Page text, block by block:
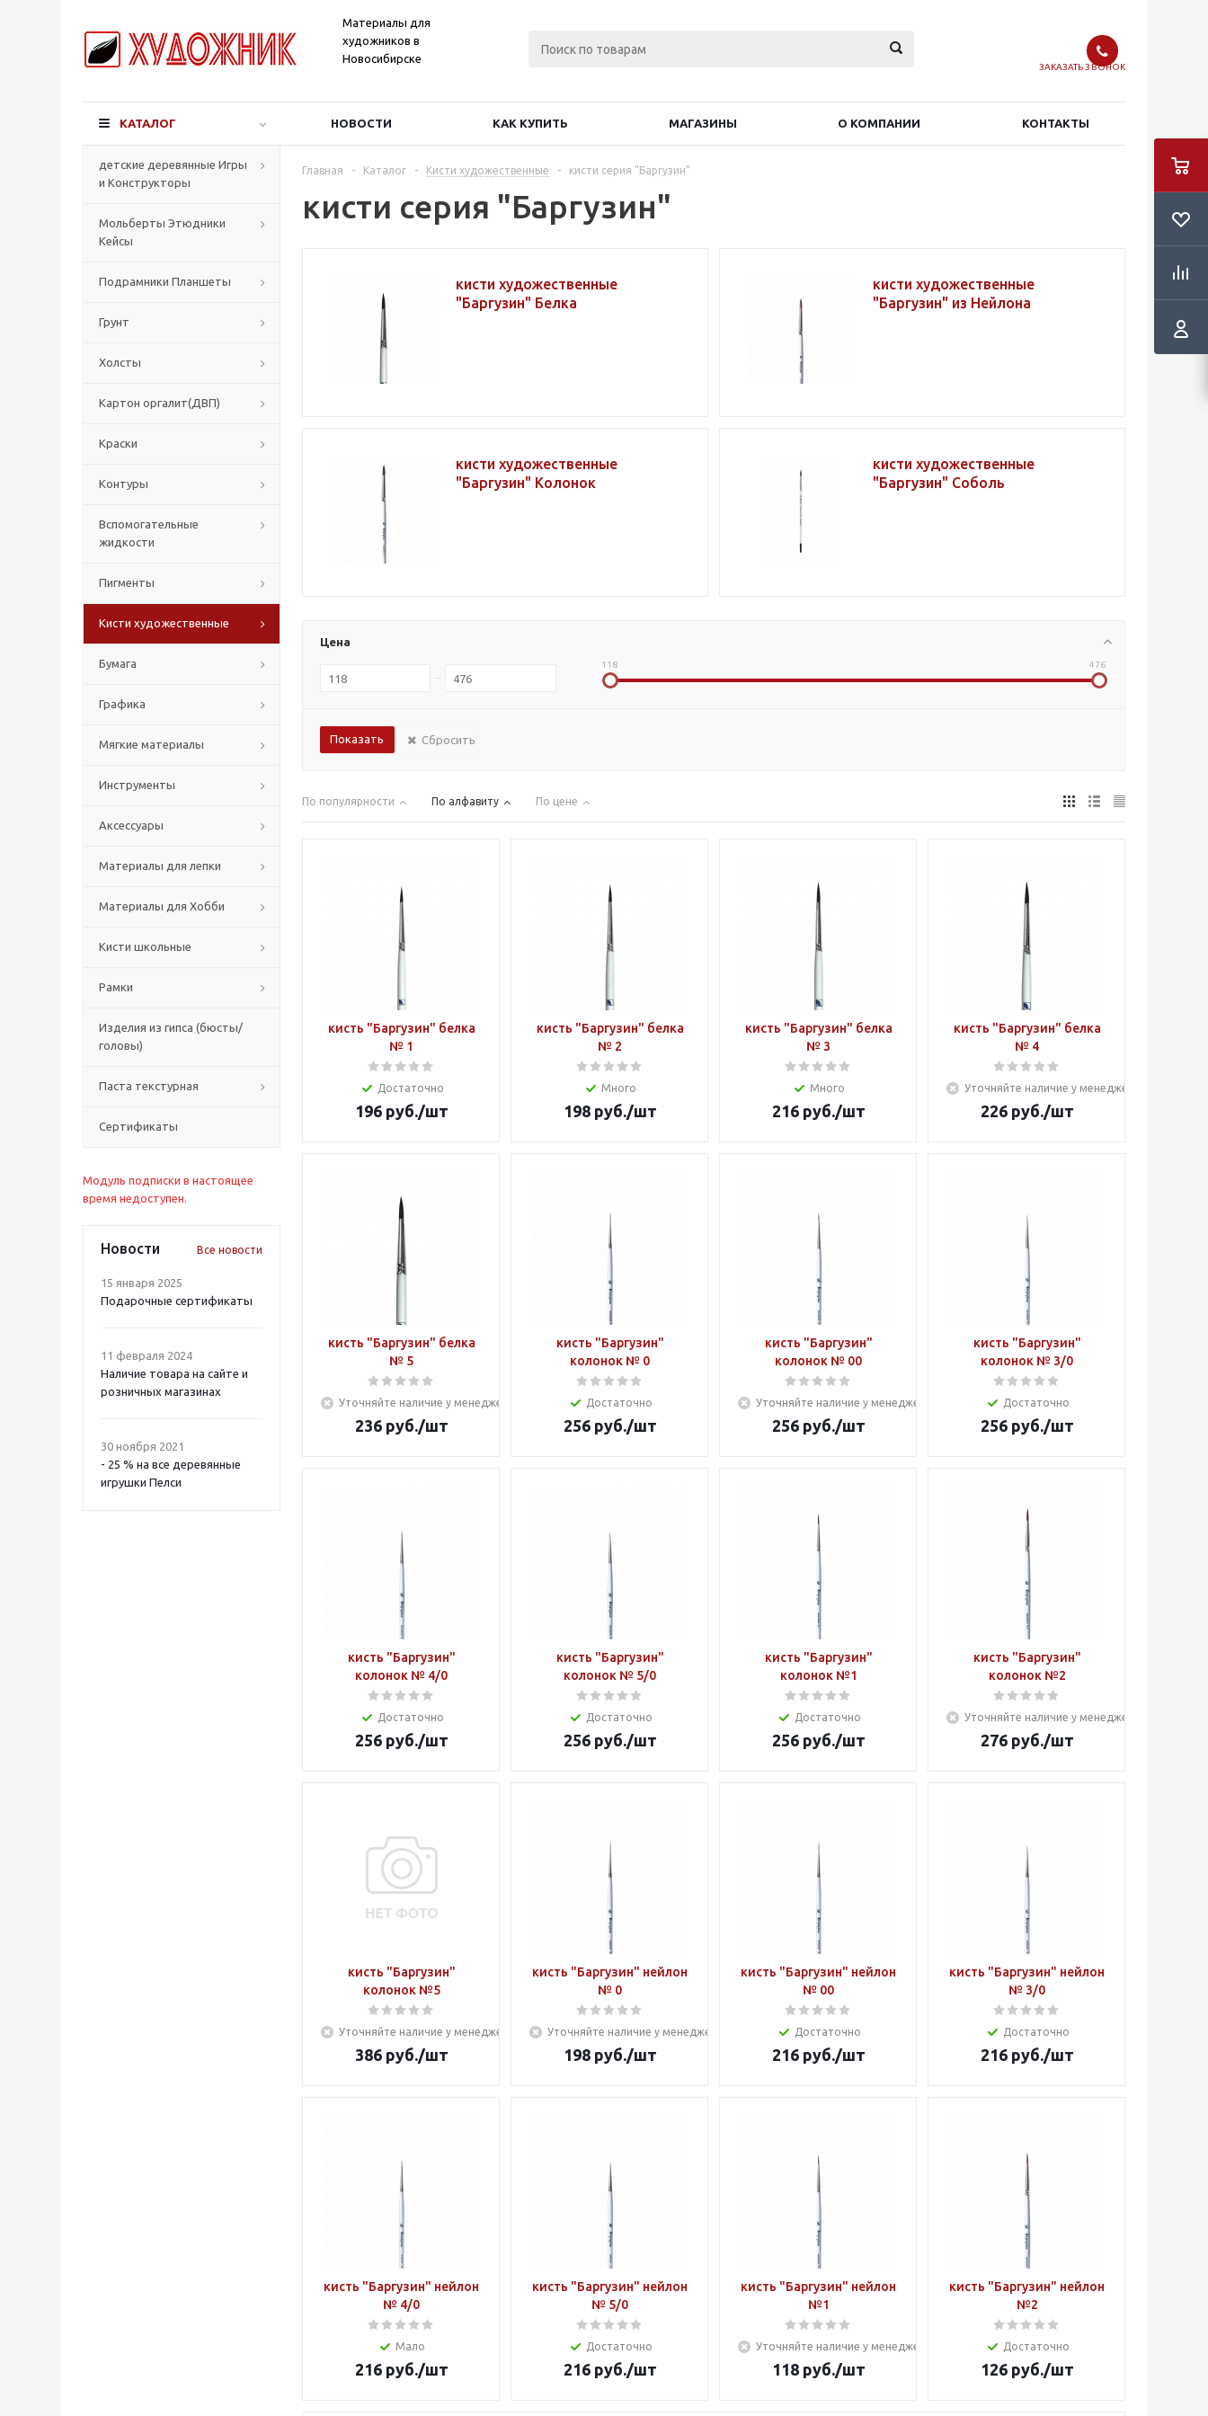
Материалы для
художников в
Новосибирске
ЗАКАЗАТЬ ЗВОНОК
КАТАЛОГ НОВОСТИ КАК КУПИТЬ МАГАЗИНЫ О КОМПАНИИ КОНТАКТЫ
детские деревянные Игры
и Конструкторы
Мольберты Этюдники
Кейсы
Подрамники Планшеты
Грунт
Холсты
Картон оргалит(ДВП)
Краски
Контуры
Вспомогательные
жидкости
Пигменты
Кисти художественные
Бумага
Графика
Мягкие материалы
Инструменты
Аксессуары
Материалы для лепки
Материалы для Хобби
Кисти школьные
Рамки
Изделия из гипса (бюсты/
головы)
Паста текстурная
Сертификаты
Модуль подписки в настоящее
время недоступен.
Новости Все новости
15 января 2025
Подарочные сертификаты
11 февраля 2024
Наличие товара на сайте и
розничных магазинах
30 ноября 2021
- 25 % на все деревянные
игрушки Пелси
Главная - Каталог - Кисти художественные - кисти серия "Баргузин"
кисти серия "Баргузин"
кисти художественные
"Баргузин" Белка
кисти художественные
"Баргузин" из Нейлона
кисти художественные
"Баргузин" Колонок
кисти художественные
"Баргузин" Соболь
Цена
118 476
Сбросить
По популярности По алфавиту По цене
кисть "Баргузин" белка
№ 1
Достаточно
196руб./шт
кисть "Баргузин" белка
№ 2
Много
198руб./шт
кисть "Баргузин" белка
№ 3
Много
216руб./шт
кисть "Баргузин" белка
№ 4
Уточняйте наличие у менеджера
226руб./шт
кисть "Баргузин" белка
№ 5
Уточняйте наличие у менеджера
236руб./шт
кисть "Баргузин"
колонок № 0
Достаточно
256руб./шт
кисть "Баргузин"
колонок № 00
Уточняйте наличие у менеджера
256руб./шт
кисть "Баргузин"
колонок № 3/0
Достаточно
256руб./шт
кисть "Баргузин"
колонок № 4/0
Достаточно
256руб./шт
кисть "Баргузин"
колонок № 5/0
Достаточно
256руб./шт
кисть "Баргузин"
колонок №1
Достаточно
256руб./шт
кисть "Баргузин"
колонок №2
Уточняйте наличие у менеджера
276руб./шт
кисть "Баргузин"
колонок №5
Уточняйте наличие у менеджера
386руб./шт
кисть "Баргузин" нейлон
№ 0
Уточняйте наличие у менеджера
198руб./шт
кисть "Баргузин" нейлон
№ 00
Достаточно
216руб./шт
кисть "Баргузин" нейлон
№ 3/0
Достаточно
216руб./шт
кисть "Баргузин" нейлон
№ 4/0
Мало
216руб./шт
кисть "Баргузин" нейлон
№ 5/0
Достаточно
216руб./шт
кисть "Баргузин" нейлон
№1
Уточняйте наличие у менеджера
118руб./шт
кисть "Баргузин" нейлон
№2
Достаточно
126руб./шт